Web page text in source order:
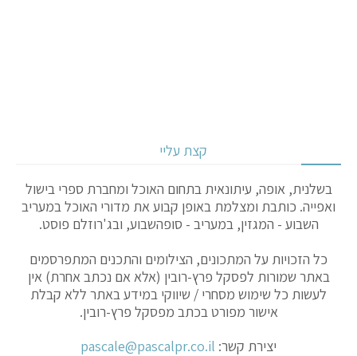
קצת עליי
בשלנית, אופה, עיתונאית בתחום האוכל ומחברת ספרי בישול
ואפייה. כותבת ומצלמת באופן קבוע את מדורי האוכל במעריב
השבוע - המגזין, במעריב - סופהשבוע, ובג'רוזלם פוסט.
כל הזכויות על המתכונים, הצילומים והתכנים המתפרסמים
באתר שמורות לפסקל פרץ-רובין (אלא אם נכתב אחרת) אין
לעשות כל שימוש מסחרי / שיווקי במידע באתר ללא קבלת
אישור מפורט בכתב מפסקל פרץ-רובין.
יצירת קשר: pascale@pascalpr.co.il